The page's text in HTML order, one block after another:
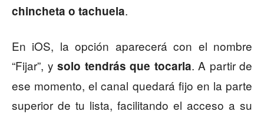
chincheta o tachuela.
En iOS, la opción aparecerá con el nombre
“Fijar”, y solo tendrás que tocarla. A partir de
ese momento, el canal quedará fijo en la parte
superior de tu lista, facilitando el acceso a su